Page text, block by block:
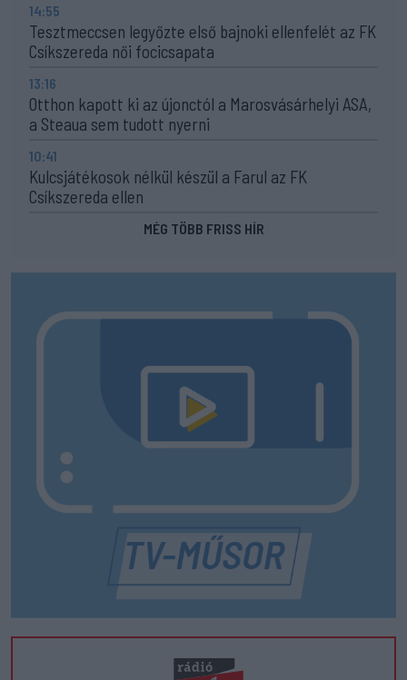
14:55
Tesztmeccsen legyőzte első bajnoki ellenfelét az FK
Csíkszereda női focicsapata
13:16
Otthon kapott ki az újonctól a Marosvásárhelyi ASA,
a Steaua sem tudott nyerni
10:41
Kulcsjátékosok nélkül készül a Farul az FK
Csíkszereda ellen
MÉG TÖBB FRISS HÍR